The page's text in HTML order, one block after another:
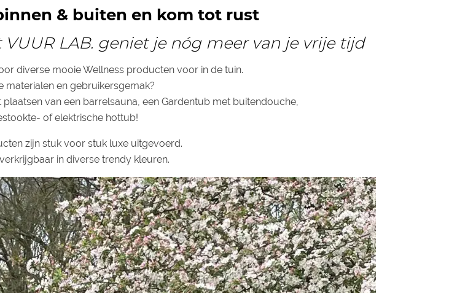
& buiten en kom tot rust
LAB. geniet je nóg meer van je vrije tijd
diverse mooie Wellness producten voor in de tuin.
materialen en gebruikersgemak?
van een barrelsauna, een Gardentub met buitendouche,
of elektrische hottub!
zijn stuk voor stuk luxe uitgevoerd.
in diverse trendy kleuren.